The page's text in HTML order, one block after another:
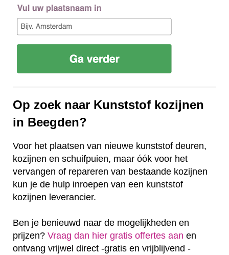
Op zoek naar Kunststof kozijnen
in Beegden?
Voor het plaatsen van nieuwe kunststof deuren,
kozijnen en schuifpuien, maar óók voor het
vervangen of repareren van bestaande kozijnen
kun je de hulp inroepen van een kunststof
kozijnen leverancier.
Ben je benieuwd naar de mogelijkheden en
prijzen? Vraag dan hier gratis offertes aan en
ontvang vrijwel direct -gratis en vrijblijvend -